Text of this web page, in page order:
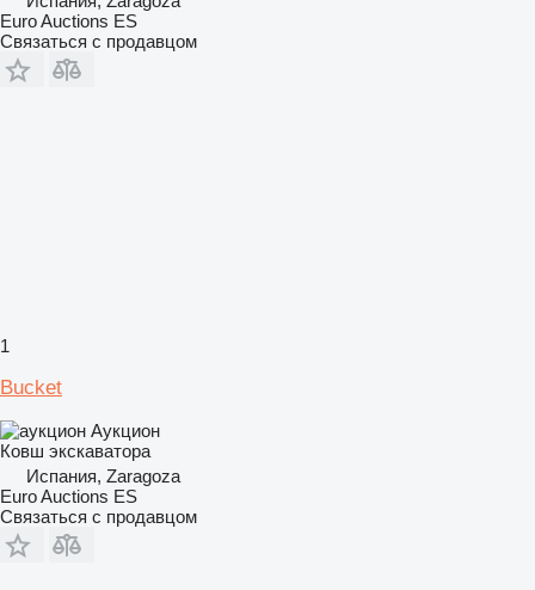
Euro Auctions ES
Связаться с продавцом
1
Bucket
Аукцион
Ковш экскаватора
Испания, Zaragoza
Euro Auctions ES
Связаться с продавцом